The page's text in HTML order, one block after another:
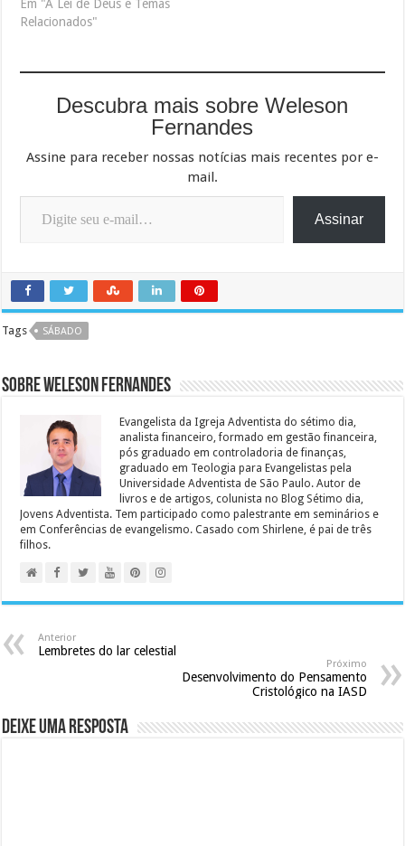
Em "A Lei de Deus e Temas
Relacionados"
Descubra mais sobre Weleson
Fernandes
Assine para receber nossas notícias mais recentes por e-
mail.
Digite seu e-mail…
Assinar
Tags SÁBADO
Sobre Weleson Fernandes
Evangelista da Igreja Adventista do sétimo dia,
analista financeiro, formado em gestão financeira,
pós graduado em controladoria de finanças,
graduado em Teologia para Evangelistas pela
Universidade Adventista de São Paulo. Autor de
livros e de artigos, colunista no Blog Sétimo dia,
Jovens Adventista. Tem participado como palestrante em seminários e
em Conferências de evangelismo. Casado com Shirlene, é pai de três
filhos.
Anterior
Lembretes do lar celestial
Próximo
Desenvolvimento do Pensamento
Cristológico na IASD
Deixe uma resposta